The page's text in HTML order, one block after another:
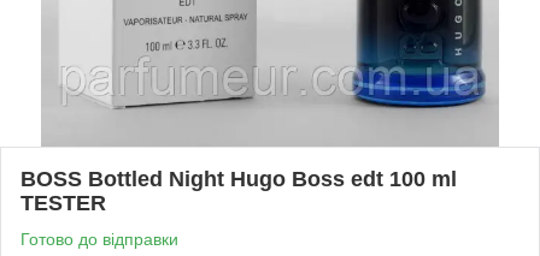
BOSS Bottled Night Hugo Boss edt 100 ml
TESTER
Готово до відправки